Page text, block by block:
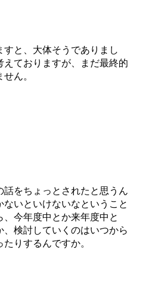
と、大体そうでありまし
ておりますが、まだ最終的
ん。
をちょっとされたと思うん
いといけないなということ
今年度中とか来年度中と
検討していくのはいつから
りするんですか。